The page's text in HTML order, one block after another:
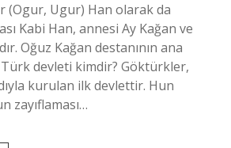
(Ogur, Ugur) Han olarak da
Kabi Han, annesi Ay Kağan ve
Oğuz Kağan destanının ana
Türk devleti kimdir? Göktürkler,
kurulan ilk devlettir. Hun
zayıflaması…